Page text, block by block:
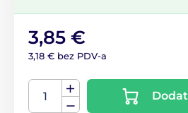
3,85 €
3,18 € bez PDV-a